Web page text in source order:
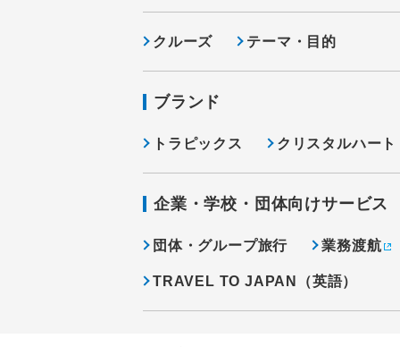
クルーズ テーマ・目的
ブランド
トラピックス クリスタルハート
企業・学校・団体向けサービス
団体・グループ旅行 業務渡航
TRAVEL TO JAPAN（英語）